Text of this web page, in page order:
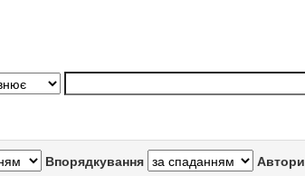
Впорядкування Автори